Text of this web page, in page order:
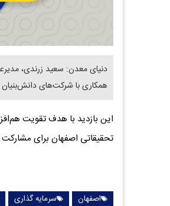
همکاری با شرکت‌های دانش‌بنیان
این بازدید با هدف تقویت
تحقیقاتی اصفهان برای
اصفهان سرمایه گذاری